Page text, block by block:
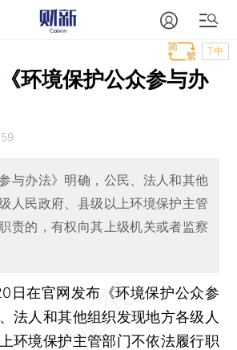
T中
环境保护公众参与办
与办法》明确，公民、法人和其他
人民政府、县级以上环境保护主管
责的，有权向其上级机关或者监察
在官网发布《环境保护公众参
法人和其他组织发现地方各级人
环境保护主管部门不依法履行职